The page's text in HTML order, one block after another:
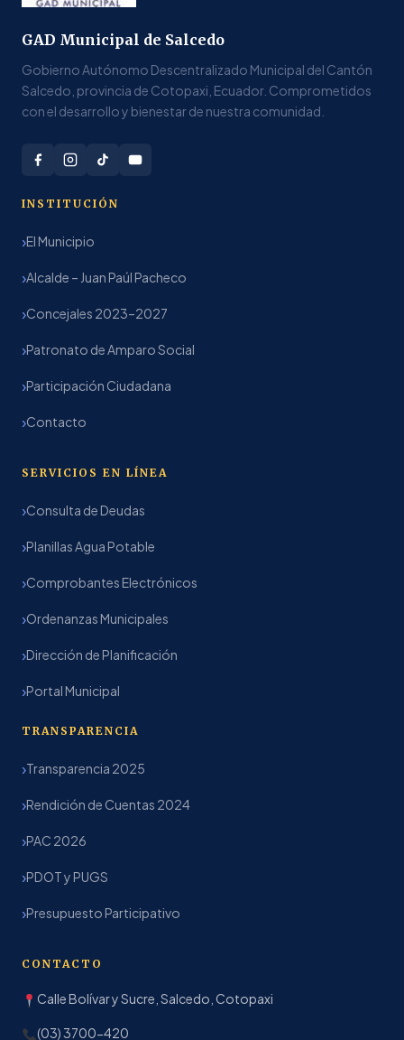
GAD Municipal de Salcedo
Gobierno Autónomo Descentralizado Municipal del Cantón
Salcedo, provincia de Cotopaxi, Ecuador. Comprometidos
con el desarrollo y bienestar de nuestra comunidad.
INSTITUCIÓN
El Municipio
Alcalde – Juan Paúl Pacheco
Concejales 2023–2027
Patronato de Amparo Social
Participación Ciudadana
Contacto
SERVICIOS EN LÍNEA
Consulta de Deudas
Planillas Agua Potable
Comprobantes Electrónicos
Ordenanzas Municipales
Dirección de Planificación
Portal Municipal
TRANSPARENCIA
Transparencia 2025
Rendición de Cuentas 2024
PAC 2026
PDOT y PUGS
Presupuesto Participativo
CONTACTO
Calle Bolívar y Sucre, Salcedo, Cotopaxi
(03) 3700-420